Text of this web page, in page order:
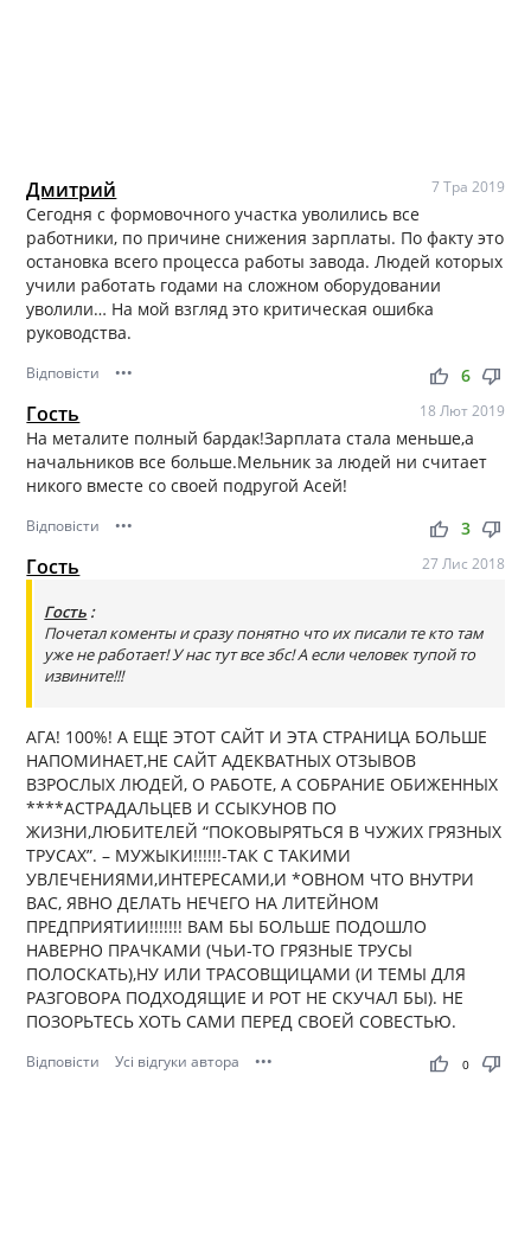
Дмитрий 7 Тра 2019
Сегодня с формовочного участка уволились все
работники, по причине снижения зарплаты. По факту это
остановка всего процесса работы завода. Людей которых
учили работать годами на сложном оборудовании
уволили… На мой взгляд это критическая ошибка
руководства.
Відповісти ••• thumb_up thumb_down
6
Гость 18 Лют 2019
На металите полный бардак!Зарплата стала меньше,а
начальников все больше.Мельник за людей ни считает
никого вместе со своей подругой Асей!
Відповісти ••• thumb_up thumb_down
3
Гость 27 Лис 2018
Гость :
Почетал коменты и сразу понятно что их писали те кто там
уже не работает! У нас тут все збс! А если человек тупой то
извините!!!
АГА! 100%! А ЕЩЕ ЭТОТ САЙТ И ЭТА СТРАНИЦА БОЛЬШЕ
НАПОМИНАЕТ,НЕ САЙТ АДЕКВАТНЫХ ОТЗЫВОВ
ВЗРОСЛЫХ ЛЮДЕЙ, О РАБОТЕ, А СОБРАНИЕ ОБИЖЕННЫХ
****АСТРАДАЛЬЦЕВ И ССЫКУНОВ ПО
ЖИЗНИ,ЛЮБИТЕЛЕЙ “ПОКОВЫРЯТЬСЯ В ЧУЖИХ ГРЯЗНЫХ
ТРУСАХ”. – МУЖЫКИ!!!!!!-ТАК С ТАКИМИ
УВЛЕЧЕНИЯМИ,ИНТЕРЕСАМИ,И *ОВНОМ ЧТО ВНУТРИ
ВАС, ЯВНО ДЕЛАТЬ НЕЧЕГО НА ЛИТЕЙНОМ
ПРЕДПРИЯТИИ!!!!!!! ВАМ БЫ БОЛЬШЕ ПОДОШЛО
НАВЕРНО ПРАЧКАМИ (ЧЬИ-ТО ГРЯЗНЫЕ ТРУСЫ
ПОЛОСКАТЬ),НУ ИЛИ ТРАСОВЩИЦАМИ (И ТЕМЫ ДЛЯ
РАЗГОВОРА ПОДХОДЯЩИЕ И РОТ НЕ СКУЧАЛ БЫ). НЕ
ПОЗОРЬТЕСЬ ХОТЬ САМИ ПЕРЕД СВОЕЙ СОВЕСТЬЮ.
Відповісти Усі відгуки автора ••• thumb_up thumb_down
0